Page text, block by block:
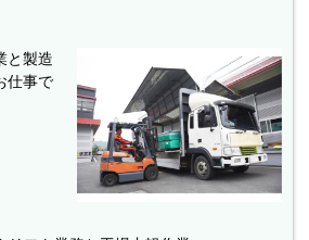
と製造
仕事で